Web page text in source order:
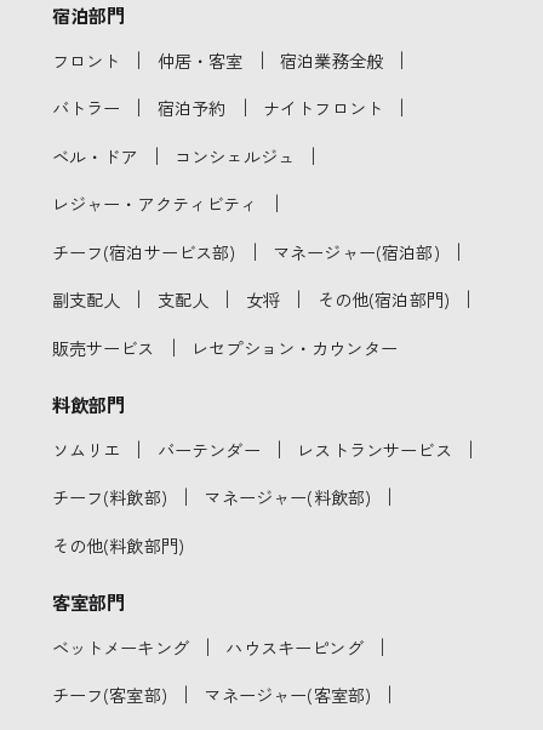
宿泊部門
フロント ｜ 仲居・客室 ｜ 宿泊業務全般 ｜
バトラー ｜ 宿泊予約 ｜ ナイトフロント ｜
ベル・ドア ｜ コンシェルジュ ｜
レジャー・アクティビティ ｜
チーフ(宿泊サービス部) ｜ マネージャー(宿泊部) ｜
副支配人 ｜ 支配人 ｜ 女将 ｜ その他(宿泊部門) ｜
販売サービス ｜ レセプション・カウンター
料飲部門
ソムリエ ｜ バーテンダー ｜ レストランサービス ｜
チーフ(料飲部) ｜ マネージャー(料飲部) ｜
その他(料飲部門)
客室部門
ベットメーキング ｜ ハウスキーピング ｜
チーフ(客室部) ｜ マネージャー(客室部) ｜